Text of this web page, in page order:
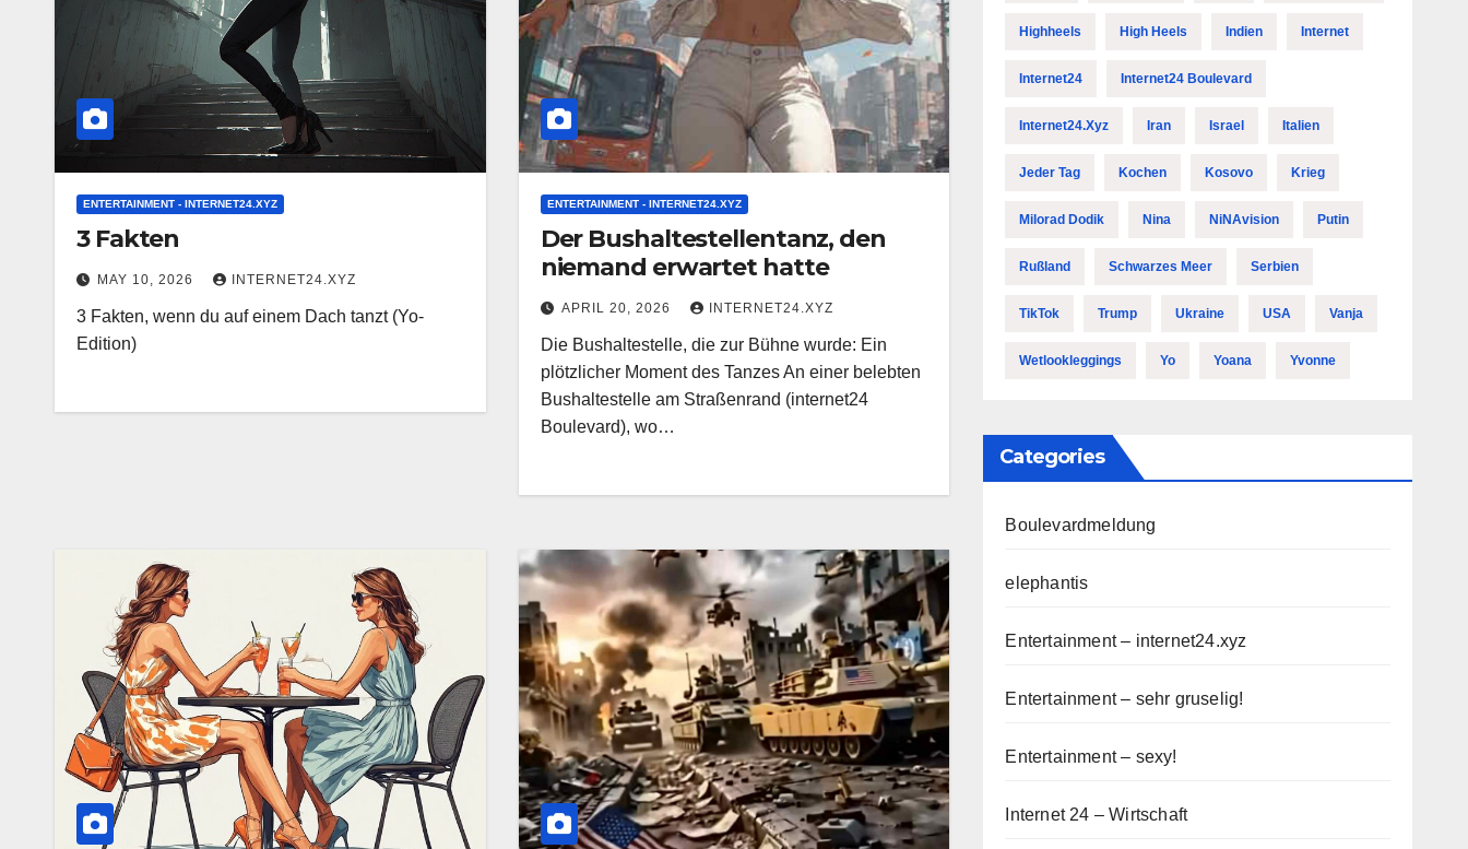
ENTERTAINMENT - INTERNET24.XYZ
3 Fakten
MAY 10, 2026 INTERNET24.XYZ
3 Fakten, wenn du auf einem Dach tanzt (Yo-
Edition)
ENTERTAINMENT - INTERNET24.XYZ
Der Bushaltestellentanz, den
niemand erwartet hatte
APRIL 20, 2026 INTERNET24.XYZ
Die Bushaltestelle, die zur Bühne wurde: Ein
plötzlicher Moment des Tanzes An einer belebten
Bushaltestelle am Straßenrand (internet24
Boulevard), wo…
Highheels High Heels Indien Internet
Internet24 Internet24 Boulevard
Internet24.xyz Iran Israel Italien
Jeder Tag Kochen Kosovo Krieg
Milorad Dodik Nina NiNAvision Putin
Rußland Schwarzes Meer Serbien
TikTok Trump Ukraine USA Vanja
Wetlookleggings Yo Yoana Yvonne
Categories
Boulevardmeldung
elephantis
Entertainment – internet24.xyz
Entertainment – sehr gruselig!
Entertainment – sexy!
Internet 24 – Wirtschaft